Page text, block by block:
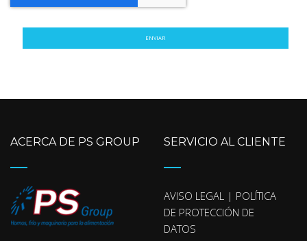
ENVIAR
ACERCA DE PS GROUP SERVICIO AL CLIENTE
AVISO LEGAL | POLÍTICA
DE PROTECCIÓN DE
DATOS